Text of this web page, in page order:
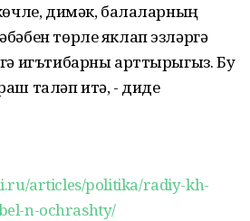
димәк, балаларның
төрле яклап эзләргә
игътибарны арттырыгыз. Бу
таләп итә, - диде
articles/politika/radiy-kh-
n-ochrashty/